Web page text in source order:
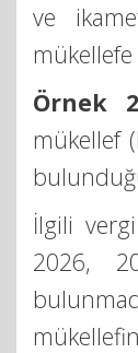
ve
Örnek
mükellef
İlgili
2026,